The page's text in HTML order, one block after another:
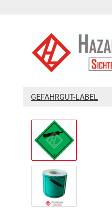
GEFAHRGUT-LABEL